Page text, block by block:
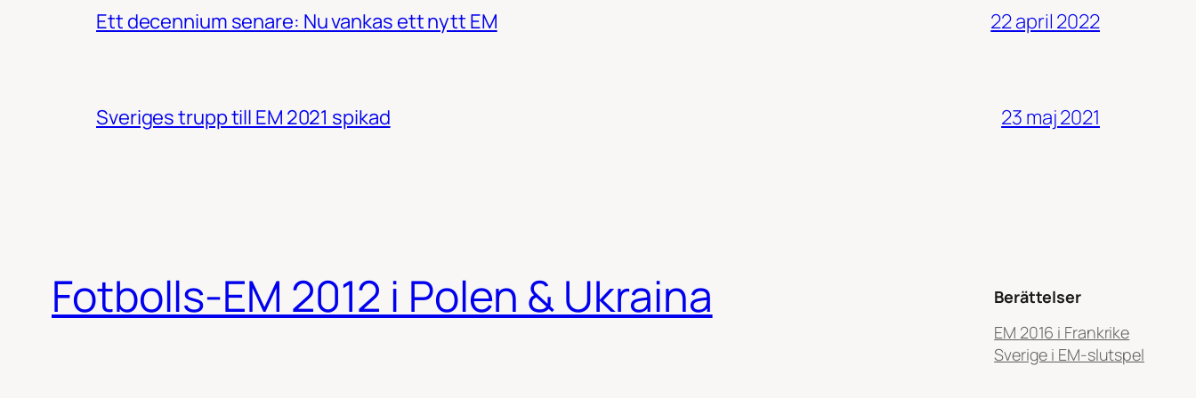
Ett decennium senare: Nu vankas ett nytt EM 22 april 2022
Sveriges trupp till EM 2021 spikad 23 maj 2021
Fotbolls-EM 2012 i Polen & Ukraina
Berättelser
EM 2016 i Frankrike
Sverige i EM-slutspel